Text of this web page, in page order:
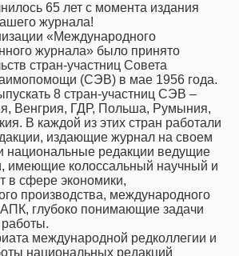
65 лет с момента издания
журнала!
«Международного
журнала» было принято
стран-участниц Совета
(СЭВ) в мае 1956 года.
8 стран-участниц СЭВ –
Венгрия, ГДР, Польша, Румыния,
В каждой из этих стран работали
издающие журнал на своем
национальные редакции ведущие
имеющие колоссальный научный и
в сфере экономики,
производства, международного
АПК, глубоко понимающие задачи
международной редколлегии и
национальных редакций